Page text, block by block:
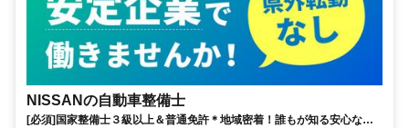
NISSANの自動車整備士
[必須]国家整備士３級以上＆普通免許＊地域密着！誰もが知る安心な会